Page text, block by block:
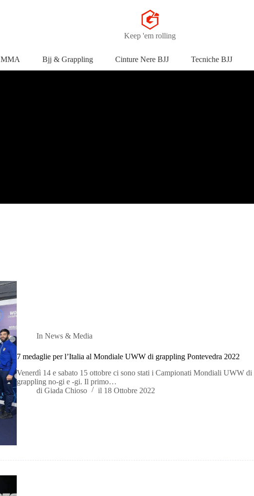
Keep 'em rolling
MMA Bjj & Grappling Cinture Nere BJJ Tecniche BJJ
In News & Media
7 medaglie per l’Italia al Mondiale UWW di grappling Pontevedra 2022
Venerdì 14 e sabato 15 ottobre ci sono stati i Campionati Mondiali UWW di
grappling no-gi e -gi. Il primo…
di Giada Chioso il 18 Ottobre 2022